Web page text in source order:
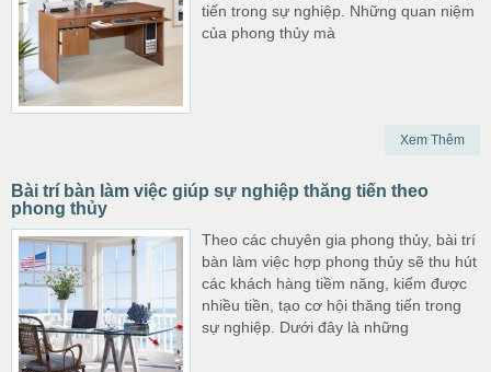
tiến trong sự nghiệp. Những quan niệm
của phong thủy mà
Xem Thêm
Bài trí bàn làm việc giúp sự nghiệp thăng tiến theo
phong thủy
Theo các chuyên gia phong thủy, bài trí
bàn làm việc hợp phong thủy sẽ thu hút
các khách hàng tiềm năng, kiếm được
nhiều tiền, tạo cơ hội thăng tiến trong
sự nghiệp. Dưới đây là những